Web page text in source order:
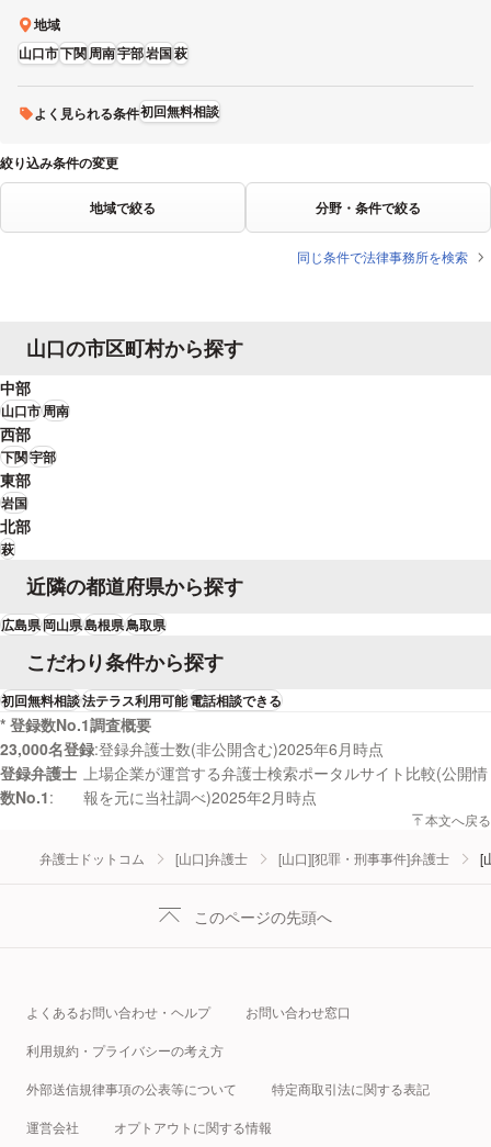
地域
山口市下関周南宇部岩国萩
よく見られる条件初回無料相談
絞り込み条件の変更
地域で絞る 分野・条件で絞る
同じ条件で法律事務所を検索
山口の市区町村から探す
中部
山口市周南
西部
下関宇部
東部
岩国
北部
萩
近隣の都道府県から探す
広島県岡山県島根県鳥取県
こだわり条件から探す
初回無料相談法テラス利用可能電話相談できる
* 登録数No.1調査概要
23,000名登録 登録弁護士数(非公開含む)2025年6月時点
登録弁護士
数No.1
上場企業が運営する弁護士検索ポータルサイト比較(公開情
報を元に当社調べ)2025年2月時点
本文へ戻る
弁護士ドットコム [山口]弁護士 [山口][犯罪・刑事事件]弁護士 [
このページの先頭へ
よくあるお問い合わせ・ヘルプ お問い合わせ窓口
利用規約・プライバシーの考え方
外部送信規律事項の公表等について 特定商取引法に関する表記
運営会社 オプトアウトに関する情報